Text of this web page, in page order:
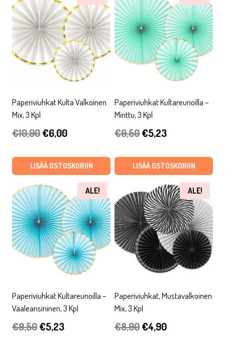
Paperiviuhkat Kulta Valkoinen
Mix, 3 Kpl
€10,90Alkuperäinen
oli:
€6,00Nykyinen
on:
€6,00.
LISÄÄ OSTOSKORIIN
Paperiviuhkat Kultareunoilla –
Minttu, 3 Kpl
€9,50Alkuperäinen
oli:
€5,23Nykyinen
on:
€5,23.
LISÄÄ OSTOSKORIIN
ALE!
Paperiviuhkat Kultareunoilla –
Vaaleansininen, 3 Kpl
€9,50Alkuperäinen
€5,23Nykyinen
ALE!
Paperiviuhkat, Mustavalkoinen
Mix, 3 Kpl
€8,90Alkuperäinen
€4,90Nykyinen